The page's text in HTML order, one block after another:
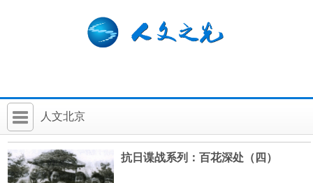
人文北京
社科要闻
抗日谍战系列：百花深处（四）